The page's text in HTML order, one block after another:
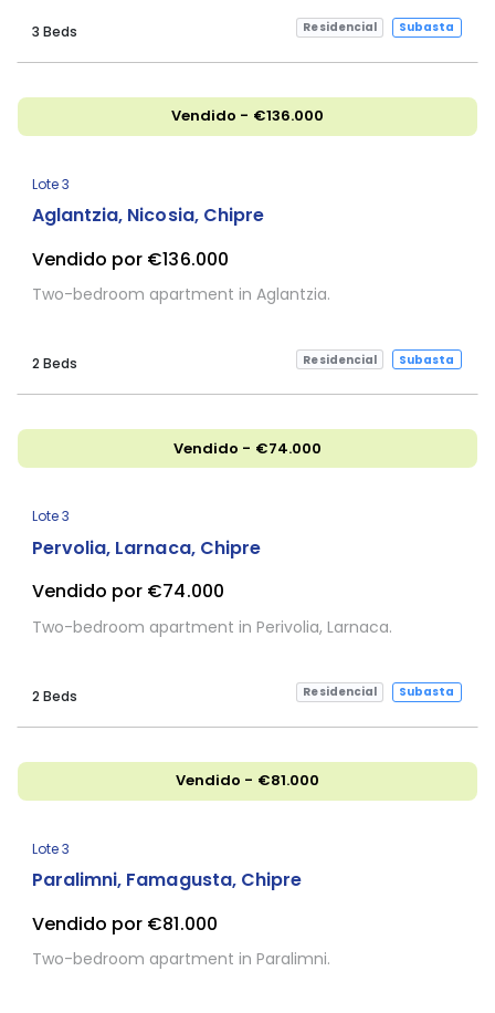
3 Beds Residencial Subasta
Vendido - €136.000
Lote 3
Aglantzia, Nicosia, Chipre
Vendido por €136.000
Two-bedroom apartment in Aglantzia.
2 Beds Residencial Subasta
Vendido - €74.000
Lote 3
Pervolia, Larnaca, Chipre
Vendido por €74.000
Two-bedroom apartment in Perivolia, Larnaca.
2 Beds Residencial Subasta
Vendido - €81.000
Lote 3
Paralimni, Famagusta, Chipre
Vendido por €81.000
Two-bedroom apartment in Paralimni.